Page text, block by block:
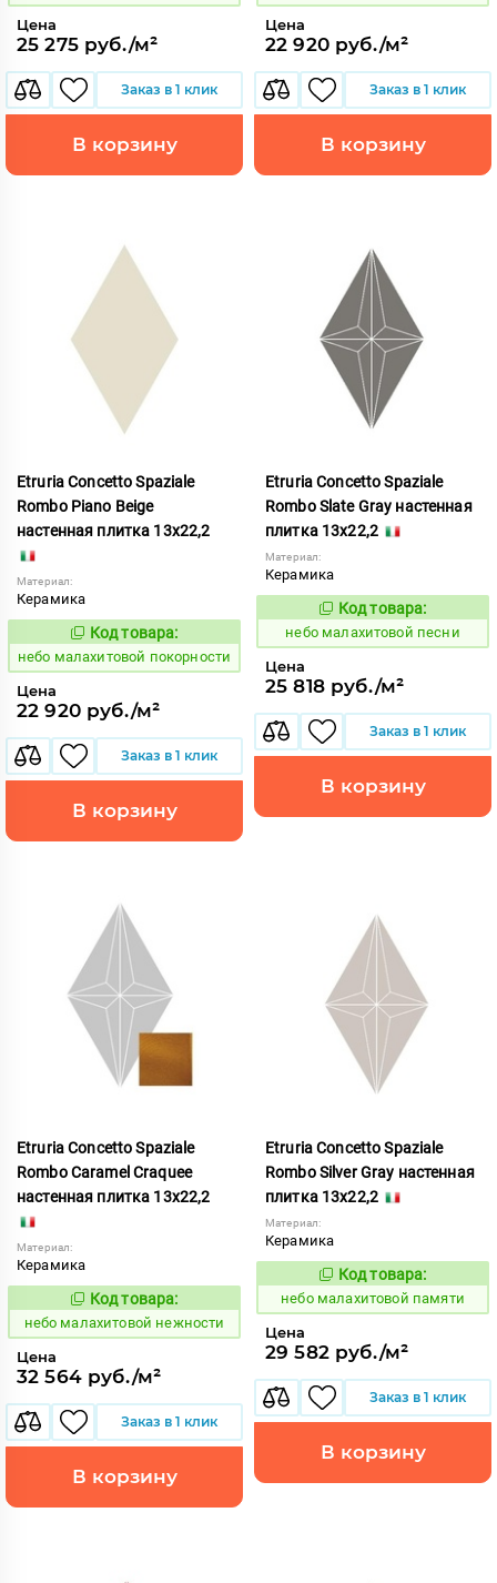
Цена
25 275 руб./м²
Заказ в 1 клик
В корзину
Цена
22 920 руб./м²
Заказ в 1 клик
В корзину
Etruria Concetto Spaziale
Rombo Piano Beige
настенная плитка 13x22,2
Материал:
Керамика
1115947
Код товара:
небо малахитовой покорности
Цена
22 920 руб./м²
Заказ в 1 клик
В корзину
Etruria Concetto Spaziale
Rombo Slate Gray настенная
плитка 13x22,2
Материал:
Керамика
1115944
Код товара:
небо малахитовой песни
Цена
25 818 руб./м²
Заказ в 1 клик
В корзину
Etruria Concetto Spaziale
Rombo Caramel Craquee
настенная плитка 13x22,2
Материал:
Керамика
1115933
Код товара:
небо малахитовой нежности
Цена
32 564 руб./м²
Заказ в 1 клик
В корзину
Etruria Concetto Spaziale
Rombo Silver Gray настенная
плитка 13x22,2
Материал:
Керамика
1115943
Код товара:
небо малахитовой памяти
Цена
29 582 руб./м²
Заказ в 1 клик
В корзину